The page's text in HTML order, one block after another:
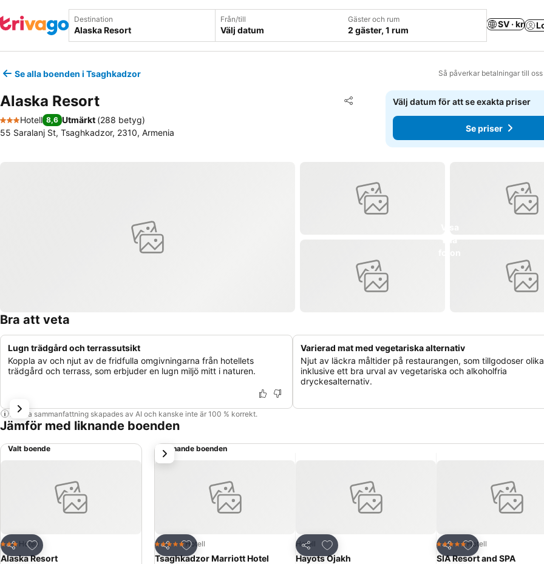
Destination Från/till
Välj datum
Gäster och rum
2 gäster, 1 rum
SV · kr
Se alla boenden i Tsaghkadzor Så påverkar betalningar till
Alaska Resort Dela
Lägg till i Mina Favoriter
3 Stjärnor
Hotell 8,6 Utmärkt (288 betyg)
55 Saralanj St, Tsaghkadzor, 2310, Armenia
Välj datum för att se exakta priser
Se priser
Bra att veta
Lugn trädgård och terrassutsikt
Koppla av och njut av de fridfulla omgivningarna från hotellets
trädgård och terrass, som erbjuder en lugn miljö mitt i naturen.
Varierad mat med vegetariska alternativ
Njut av läckra måltider på restaurangen, som tillgodoser
inklusive ett bra urval av vegetariska och alkoholfria
dryckesalternativ.
Denna sammanfattning skapades av AI och kanske inte är 100 % korrekt.
Jämför med liknande boenden
Valt boende
Dela
Lägg till i Mina Favoriter
3 Stjärnor
Hotell
Alaska Resort
Liknande boenden
Dela
Lägg till i Mina Favoriter
5 StjärnorHotell
Tsaghkadzor Marriott Hotel
Dela
Lägg till i Mina Favoriter
Hotell
Hayots Ojakh
Dela
Lägg till i Mina
5 StjärnorHotell
SIA Resort and SPA
nästa